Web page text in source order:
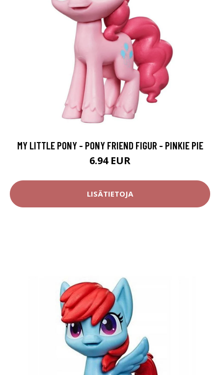
MY LITTLE PONY - PONY FRIEND FIGUR - PINKIE PIE
6.94 EUR
LISÄTIETOJA